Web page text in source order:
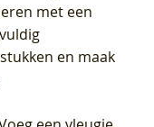
met een
en maak